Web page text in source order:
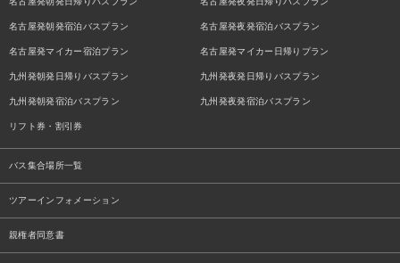
名古屋発朝発宿泊バスプラン 名古屋発夜発宿泊バスプラン
名古屋発マイカー宿泊プラン 名古屋発マイカー日帰りプラン
九州発朝発日帰りバスプラン 九州発夜発日帰りバスプラン
九州発朝発宿泊バスプラン 九州発夜発宿泊バスプラン
リフト券・割引券
バス集合場所一覧
ツアーインフォメーション
親権者同意書